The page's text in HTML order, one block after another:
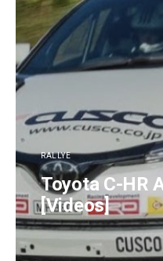
RALLYE
Toyota C-HR
[Videos]